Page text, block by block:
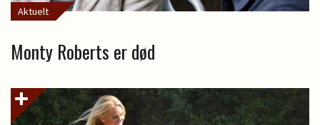
Aktuelt
Monty Roberts er død